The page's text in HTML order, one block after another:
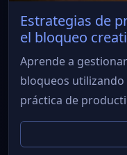
Estrategias de
el bloqueo
Aprende a
bloqueos utilizando
práctica de